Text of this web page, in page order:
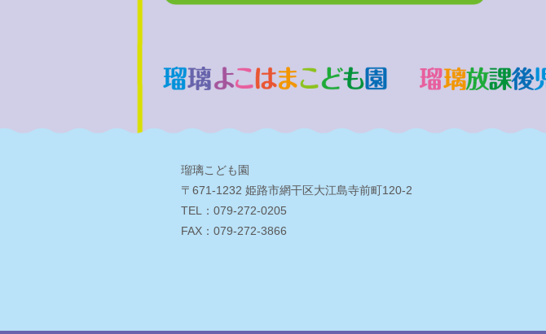
瑠璃こども園
〒671-1232 姫路市網干区大江島寺前町120-2
TEL：079-272-0205
FAX：079-272-3866